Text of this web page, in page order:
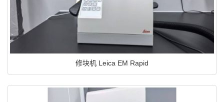
修块机 Leica EM Rapid